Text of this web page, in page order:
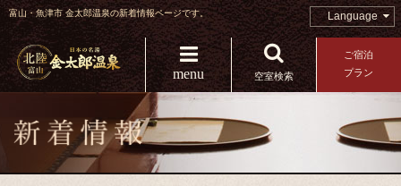
富山・魚津市 金太郎温泉の新着情報ページです。 Language
menu 空室検索
ご宿泊
プラン